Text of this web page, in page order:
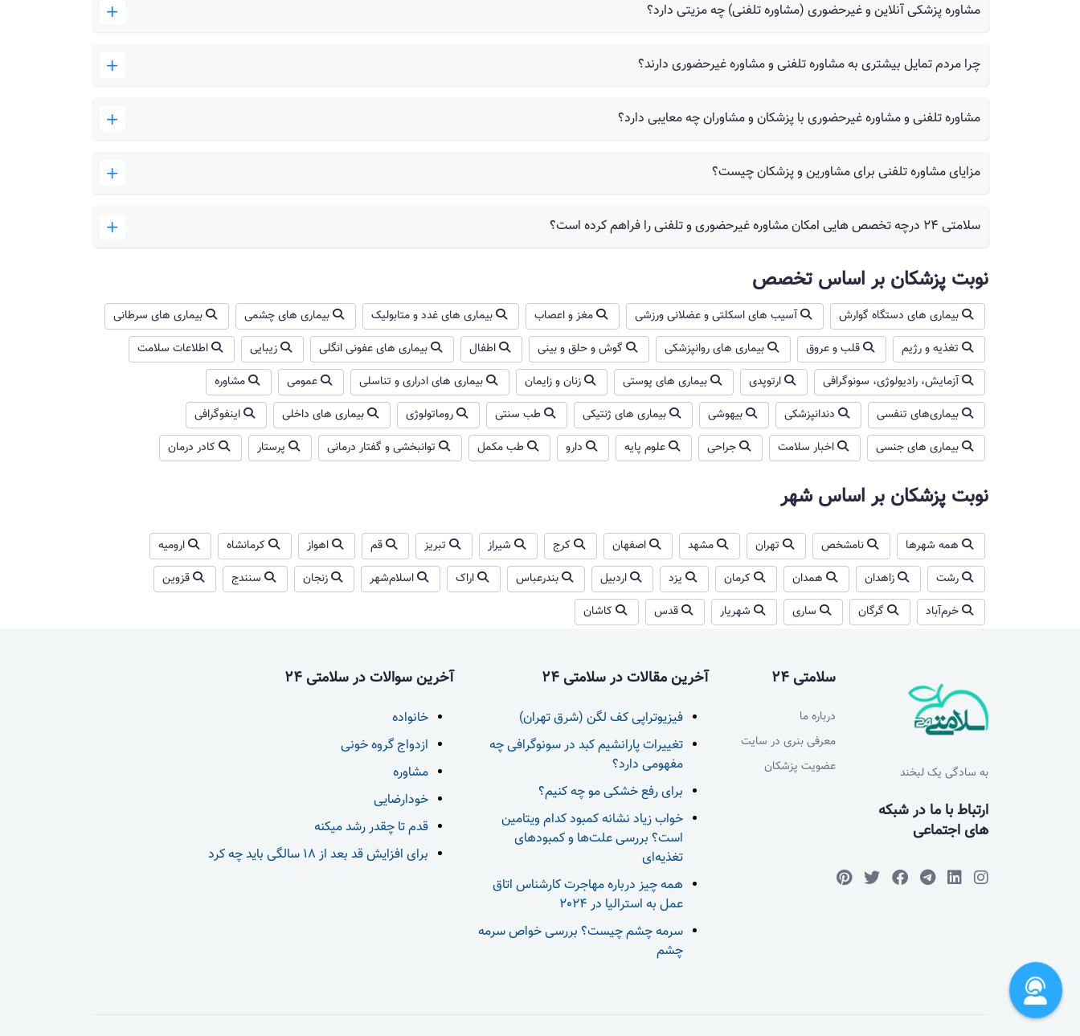
مشاوره پزشکی آنلاین و غیرحضوری (مشاوره تلفنی) چه مزیتی دارد؟
چرا مردم تمایل بیشتری به مشاوره تلفنی و مشاوره غیرحضوری دارند؟
مشاوره تلفنی و مشاوره غیرحضوری با پزشکان و مشاوران چه معایبی دارد؟
مزایای مشاوره تلفنی برای مشاورین و پزشکان چیست؟
سلامتی ۲۴ درچه تخصص هایی امکان مشاوره غیرحضوری و تلفنی را فراهم کرده است؟
نوبت پزشکان بر اساس تخصص
بیماری های دستگاه گوارش آسیب های اسکلتی و عضلانی ورزشی مغز و اعصاب بیماری های غدد و متابولیک بیماری های چشمی
بیماری های سرطانی
تغذیه و رژیم
قلب و عروق بیماری های روانپزشکی گوش و حلق و بینی اطفال بیماری های عفونی انگلی زیبایی
اطلاعات سلامت
آزمایش، رادیولوژی، سونوگرافی
ارتوپدی بیماری های پوستی زنان و زایمان بیماری های ادراری و تناسلی عمومی
مشاوره
بیماری‌های تنفسی
دندانپزشکی بیهوشی بیماری های ژنتیکی طب سنتی روماتولوژی بیماری های داخلی
اینفوگرافی
بیماری های جنسی
اخبار سلامت جراحی علوم پایه دارو طب مکمل توانبخشی و گفتار درمانی پرستار کادر درمان
نوبت پزشکان بر اساس شهر
همه شهرها نامشخص تهران مشهد اصفهان کرج شیراز تبریز قم اهواز کرمانشاه
ارومیه
رشت
زاهدان همدان کرمان یزد اردبیل بندرعباس اراک اسلام‌شهر زنجان سنندج
قزوین
خرم‌آباد
گرگان ساری شهریار قدس کاشان
به سادگی یک لبخند
ارتباط با ما در شبکه
های اجتماعی
سلامتی 24
درباره ما
معرفی بنری در سایت
عضویت پزشکان
آخرین مقالات در سلامتی 24
فیزیوتراپی کف لگن (شرق تهران)
تغییرات پارانشیم کبد در سونوگرافی چه
مفهومی دارد؟
برای رفع خشکی مو چه کنیم؟
خواب زیاد نشانه کمبود کدام ویتامین
است؟ بررسی علت‌ها و کمبودهای
تغذیه‌ای
همه چیز درباره مهاجرت کارشناس اتاق
عمل به استرالیا در 2024
سرمه چشم چیست؟ بررسی خواص سرمه
چشم
آخرین سوالات در سلامتی 24
خانواده
ازدواج گروه خونی
مشاوره
خودارضایی
قدم تا چقدر رشد میکنه
برای افزایش قد بعد از 18 سالگی باید چه کرد